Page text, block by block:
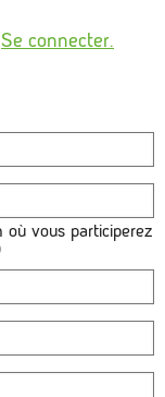
Se connecter.
où vous participerez